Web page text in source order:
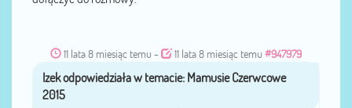
11 lata 8 miesiąc temu - 11 lata 8 miesiąc temu #947979
przezIzek